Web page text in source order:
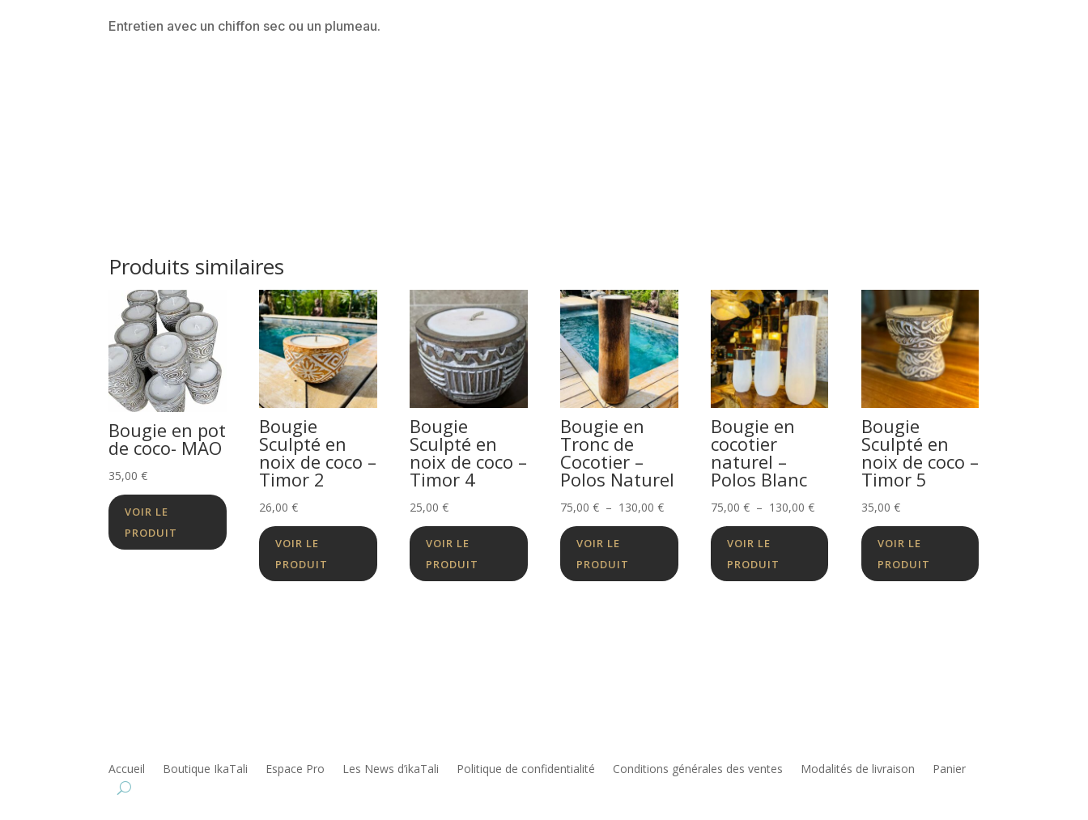
Entretien avec un chiffon sec ou un plumeau.
Produits similaires
Bougie en pot
de coco- MAO
35,00€
VOIR LE
PRODUIT
Bougie
Sculpté en
noix de coco –
Timor 2
26,00€
VOIR LE
PRODUIT
Bougie
Sculpté en
noix de coco –
Timor 4
25,00€
VOIR LE
PRODUIT
Bougie en
Tronc de
Cocotier –
Polos Naturel
75,00€ – 130,00€Plage
de
75,00 €
VOIR LE
PRODUIT
Bougie en
cocotier
naturel –
Polos Blanc
75,00€ – 130,00€Plage
de
75,00 €
VOIR LE
PRODUIT
Bougie
Sculpté en
noix de coco –
Timor 5
35,00€
VOIR LE
PRODUIT
Accueil Boutique IkaTali Espace Pro Les News d’ikaTali Politique de confidentialité Conditions générales des ventes Modalités de livraison Panier